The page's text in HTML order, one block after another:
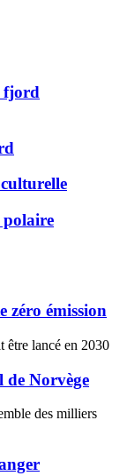
fjord
polaire
zéro émission
être lancé en 2030
de Norvège
des milliers